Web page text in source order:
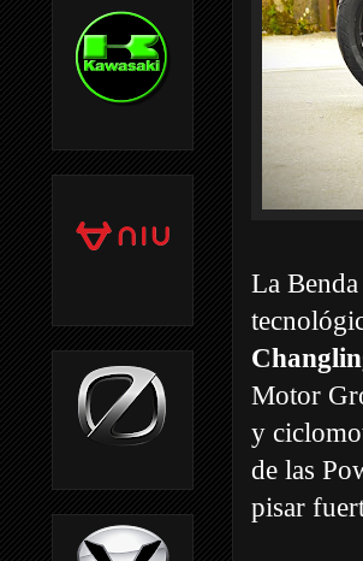
La
Motor
y
de las
pisar